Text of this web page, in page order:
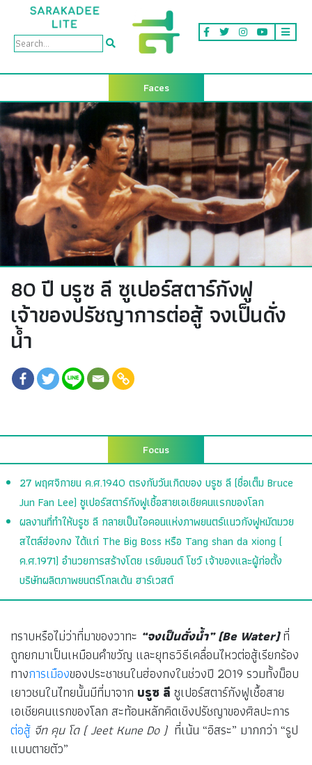
Faces
80 ปี บรูซ ลี ซูเปอร์สตาร์กังฟู
เจ้าของปรัชญาการต่อสู้ จงเป็นดั่ง
น้ำ
Focus
27 พฤศจิกายน ค.ศ.1940 ตรงกับวันเกิดของ บรูซ ลี (ชื่อเต็ม Bruce
Jun Fan Lee) ซูเปอร์สตาร์กังฟูเชื้อสายเอเชียคนแรกของโลก
ผลงานที่ทำให้บรูซ ลี กลายเป็นไอคอนแห่งภาพยนตร์แนวกังฟูหมัดมวย
สไตล์ฮ่องกง ได้แก่ The Big Boss หรือ Tang shan da xiong (
ค.ศ.1971) อำนวยการสร้างโดย เรย์มอนด์ โชว์ เจ้าของและผู้ก่อตั้ง
บริษัทผลิตภาพยนตร์โกลเด้น ฮาร์เวสต์
ทราบหรือไม่ว่าที่มาของวาทะ “จงเป็นดั่งน้ำ” (Be Water)ที่
ถูกยกมาเป็นเหมือนคำขวัญ และยุทธวิธีเคลื่อนไหวต่อสู้เรียกร้อง
ทางการเมืองของประชาชนในฮ่องกงในช่วงปี 2019 รวมทั้งม็อบ
เยาวชนในไทยนั้นมีที่มาจาก บรูซ ลี ซูเปอร์สตาร์กังฟูเชื้อสาย
เอเชียคนแรกของโลก สะท้อนหลักคิดเชิงปรัชญาของศิลปะการ
ต่อสู้ จีท คุน โด ( Jeet Kune Do )ที่เน้น “อิสระ” มากกว่า “รูป
แบบตายตัว”